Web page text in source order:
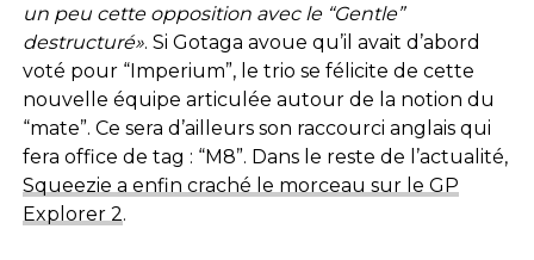
un peu cette opposition avec le “Gentle”
destructuré». Si Gotaga avoue qu’il avait d’abord
voté pour “Imperium”, le trio se félicite de cette
nouvelle équipe articulée autour de la notion du
“mate”. Ce sera d’ailleurs son raccourci anglais qui
fera office de tag : “M8”. Dans le reste de l’actualité,
Squeezie a enfin craché le morceau sur le GP
Explorer 2.